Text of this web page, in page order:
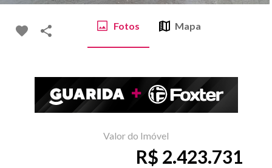
Fotos Mapa
Valor do Imóvel
R$ 2.423.731